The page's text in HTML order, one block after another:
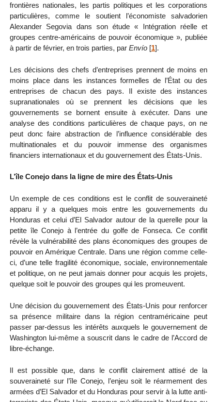
frontières nationales, les partis politiques et les corporations
particulières, comme le soutient l’économiste salvadorien
Alexander Segovia dans son étude « Intégration réelle et
groupes centre-américains de pouvoir économique », publiée
à partir de février, en trois parties, par Envío [1].
Les décisions des chefs d’entreprises prennent de moins en
moins place dans les instances formelles de l’État ou des
entreprises de chacun des pays. Il existe des instances
supranationales où se prennent les décisions que les
gouvernements se bornent ensuite à exécuter. Dans une
analyse des conditions particulières de chaque pays, on ne
peut donc faire abstraction de l’influence considérable des
multinationales et du pouvoir immense des organismes
financiers internationaux et du gouvernement des États-Unis.
L’île Conejo dans la ligne de mire des États-Unis
Un exemple de ces conditions est le conflit de souveraineté
apparu il y a quelques mois entre les gouvernements du
Honduras et celui d’El Salvador autour de la querelle pour la
petite île Conejo à l’entrée du golfe de Fonseca. Ce conflit
révèle la vulnérabilité des plans économiques des groupes de
pouvoir en Amérique Centrale. Dans une région comme celle-
ci, d’une telle fragilité économique, sociale, environnementale
et politique, on ne peut jamais donner pour acquis les projets,
quelque soit le pouvoir des groupes qui les promeuvent.
Une décision du gouvernement des États-Unis pour renforcer
sa présence militaire dans la région centraméricaine peut
passer par-dessus les intérêts auxquels le gouvernement de
Washington lui-même a souscrit dans le cadre de l’Accord de
libre-échange.
Il est possible que, dans le conflit clairement attisé de la
souveraineté sur l’île Conejo, l’enjeu soit le réarmement des
armées d’El Salvador et du Honduras pour servir à la lutte anti-